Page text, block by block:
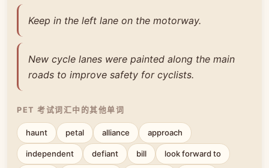
Keep in the left lane on the motorway.
New cycle lanes were painted along the main
roads to improve safety for cyclists.
PET 考试词汇中的其他单词
haunt petal alliance approach
independent defiant bill look forward to